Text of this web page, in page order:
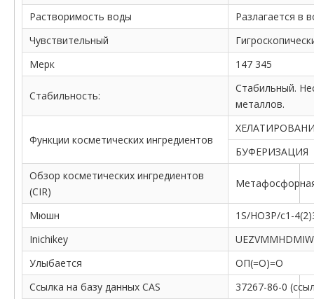
Растворимость воды
Разлагается в
Чувствительный
Мерк
147 345
Стабильность:
Стабильный.
металлов.
Функции косметических ингредиентов
БУФЕРИЗАЦИЯ
Обзор косметических ингредиентов
(CIR)
Мюшн
1S/HO3P/c1-
Inichikey
Улыбается
ОП(=О)=О
Ссылка на базу данных CAS
37267-86-0